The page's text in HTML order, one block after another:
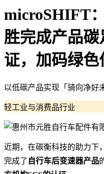
microSHIFT
胜完成产品
证，加码绿
以低碳产品实现「骑向净好
轻工业与消费品行业
近期，在碳衡科技的助力下，
完成了 自行车后变速器产品